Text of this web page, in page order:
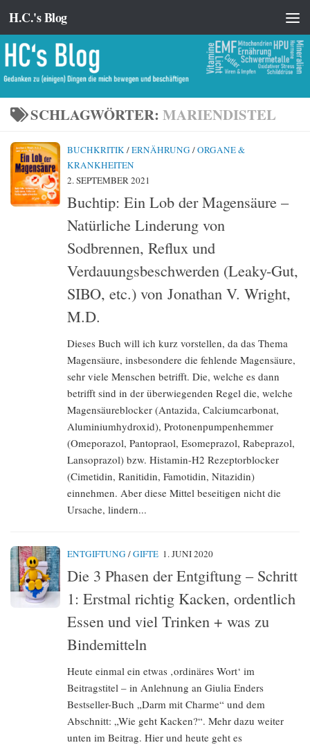
Zum Inhalt springen
H.C.'s Blog
SCHLAGWÖRTER: MARIENDISTEL
BUCHKRITIK/ERNÄHRUNG /ORGANE &
KRANKHEITEN
2. SEPTEMBER 2021
Buchtip: Ein Lob der Magensäure –
Natürliche Linderung von
Sodbrennen, Reflux und
Verdauungsbeschwerden (Leaky-Gut,
SIBO, etc.) von Jonathan V. Wright,
M.D.
Dieses Buch will ich kurz vorstellen, da das Thema
Magensäure, insbesondere die fehlende Magensäure,
sehr viele Menschen betrifft. Die, welche es dann
betrifft sind in der überwiegenden Regel die, welche
Magensäureblocker (Antazida, Calciumcarbonat,
Aluminiumhydroxid), Protonenpumpenhemmer
(Omeporazol, Pantopraol, Esomeprazol, Rabeprazol,
Lansoprazol) bzw. Histamin-H2 Rezeptorblocker
(Cimetidin, Ranitidin, Famotidin, Nitazidin)
einnehmen. Aber diese Mittel beseitigen nicht die
Ursache, lindern...
ENTGIFTUNG /GIFTE 1. JUNI 2020
Die 3 Phasen der Entgiftung – Schritt
1: Erstmal richtig Kacken, ordentlich
Essen und viel Trinken + was zu
Bindemitteln
Heute einmal ein etwas ‚ordinäres Wort‘ im
Beitragstitel – in Anlehnung an Giulia Enders
Bestseller-Buch „Darm mit Charme“ und dem
Abschnitt: „Wie geht Kacken?“. Mehr dazu weiter
unten im Beitrag. Hier und heute geht es